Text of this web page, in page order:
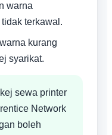
warna
terkawal.
kurang
syarikat.
sewa printer
Network
boleh